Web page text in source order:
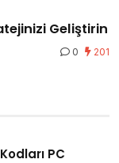
Geliştirin
0 201
PC